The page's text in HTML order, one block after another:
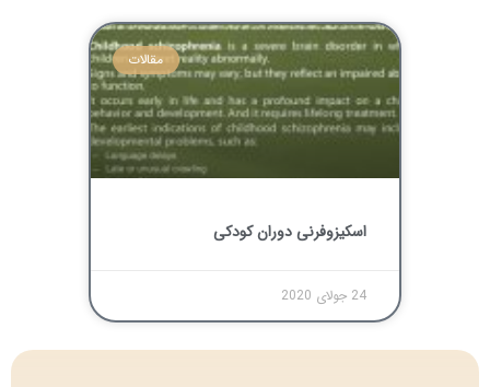
مقالات
اسکیزوفرنی دوران کودکی
24 جولای 2020